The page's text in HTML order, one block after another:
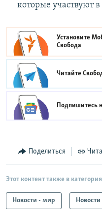
которые участвуют в
Установите
Свобода
Читайте
Подпишитесь
Поделиться
Этот контент также в
Новости - мир Новости